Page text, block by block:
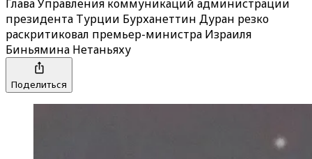
Глава Управления коммуникаций администрации
президента Турции Бурханеттин Дуран резко
раскритиковал премьер-министра Израиля
Биньямина Нетаньяху
Поделиться